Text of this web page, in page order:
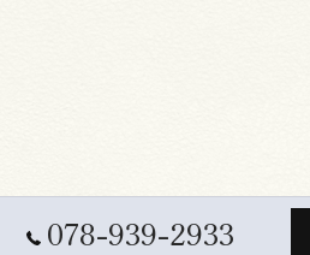
078-939-2933